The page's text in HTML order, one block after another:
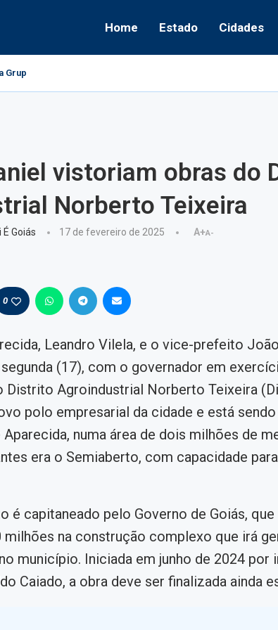
Home Estado Cidades
Político e Aponta Caminhos...
vistoriam obras do
Norberto Teixeira
Goiás 17 de fevereiro de 2025 A+A-
0
Leandro Vilela, e o vice-prefeito
(17), com o governador em
Distrito Agroindustrial Norberto Teixeira
polo empresarial da cidade e está
numa área de dois milhões de
era o Semiaberto, com capacidade
é capitaneado pelo Governo de Goiás,
milhões na construção complexo que irá
município. Iniciada em junho de 2024 por
Caiado, a obra deve ser finalizada ainda